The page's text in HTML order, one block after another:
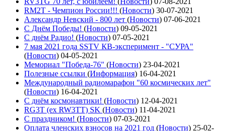
RM2T - Чемпион России!!! (Новости) 30-07-2021
Александр Невский - 800 лет (Новости) 07-06-2021
С Днём Победы! (Новости) 09-05-2021
C днём Радио! (Новости) 07-05-2021
7 мая 2021 года SSTV КВ-эксперимент - "СУРА"
(Новости) 04-05-2021
Мемориал "Победа-76" (Новости) 23-04-2021
Полезные ссылки (Информация) 16-04-2021
Международный радиомарафон "60 космических лет"
(Новости) 16-04-2021
С днём космонавтики! (Новости) 12-04-2021
RG3T (ex RW3TT) SK (Новости) 11-04-2021
С праздником! (Новости) 07-03-2021
Оплата членских взносов на 2021 год (Новости) 25-02-